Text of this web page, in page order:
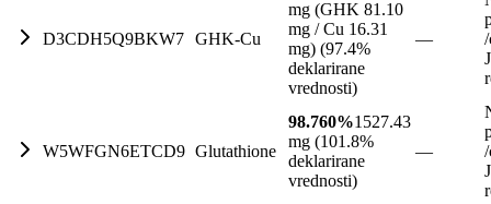
D3CDH5Q9BKW7 GHK-Cu
mg (GHK 81.10
mg / Cu 16.31
mg) (97.4%
deklarirane
vrednosti)
—
W5WFGN6ETCD9 Glutathione
98.760%1527.43
mg (101.8%
deklarirane
vrednosti)
—